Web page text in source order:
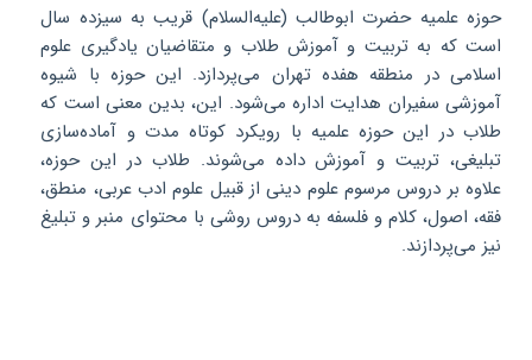
حوزه علمیه حضرت ابوطالب (علیه‌السلام) قریب به سیزده سال
است که به تربیت و آموزش طلاب و متقاضیان یادگیری علوم
اسلامی در منطقه هفده تهران می‌پردازد. این حوزه با شیوه
آموزشی سفیران هدایت اداره می‌شود. این، بدین معنی است که
طلاب در این حوزه علمیه با رویکرد کوتاه مدت و آماده‌سازی
تبلیغی، تربیت و آموزش داده می‌شوند. طلاب در این حوزه،
علاوه بر دروس مرسوم علوم دینی از قبیل علوم ادب عربی، منطق،
فقه، اصول، کلام و فلسفه به دروس روشی با محتوای منبر و تبلیغ
نیز می‌پردازند.